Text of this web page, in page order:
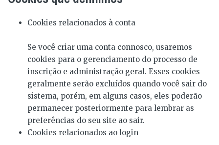
Cookies relacionados à conta
Se você criar uma conta connosco, usaremos
cookies para o gerenciamento do processo de
inscrição e administração geral. Esses cookies
geralmente serão excluídos quando você sair do
sistema, porém, em alguns casos, eles poderão
permanecer posteriormente para lembrar as
preferências do seu site ao sair.
Cookies relacionados ao login